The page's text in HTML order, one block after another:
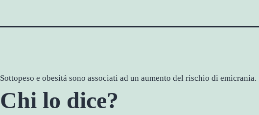
Sottopeso e obesitá sono associati ad un aumento del rischio di emicrania.
Chi lo dice?